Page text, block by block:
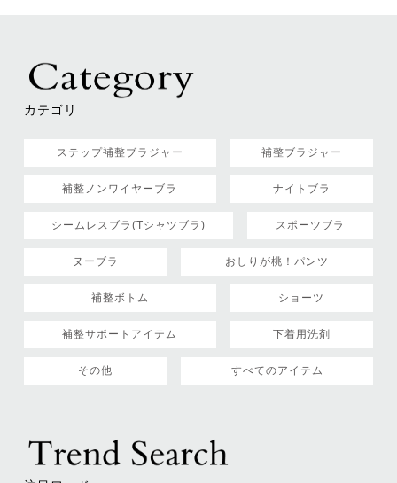
カテゴリ
ステップ補整ブラジャー 補整ブラジャー
補整ノンワイヤーブラ ナイトブラ
シームレスブラ(Tシャツブラ) スポーツブラ
ヌーブラ おしりが桃！パンツ
補整ボトム ショーツ
補整サポートアイテム 下着用洗剤
その他 すべてのアイテム